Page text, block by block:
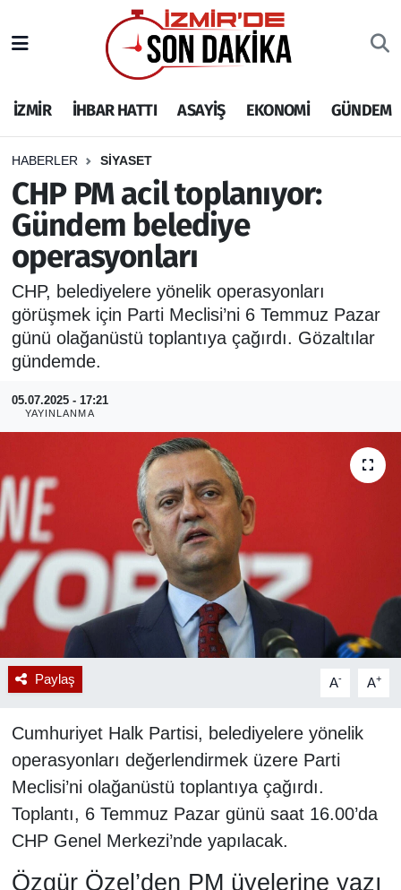
İZMİR İHBAR HATTI ASAYİŞ EKONOMİ GÜNDEM
HABERLER SİYASET
CHP PM acil toplanıyor:
Gündem belediye
operasyonları
CHP, belediyelere yönelik operasyonları
görüşmek için Parti Meclisi’ni 6 Temmuz Pazar
günü olağanüstü toplantıya çağırdı. Gözaltılar
gündemde.
05.07.2025 - 17:21
YAYINLANMA
Paylaş A- A+
Cumhuriyet Halk Partisi, belediyelere yönelik
operasyonları değerlendirmek üzere Parti
Meclisi’ni olağanüstü toplantıya çağırdı.
Toplantı, 6 Temmuz Pazar günü saat 16.00’da
CHP Genel Merkezi’nde yapılacak.
Özgür Özel’den PM üyelerine yazı
İHBAR HATTI
DEPREM
GENEL
EKONOMİ
SİYASET
SPOR
RESMİ REKLAM
İzmir Nöbetçi Eczaneler
İzmir Hava Durumu
İzmir Namaz Vakitleri
İzmir Trafik Yoğunluk Haritası
Puan Durumu ve Fikstür
Tüm Manşetler
Son Dakika Haberleri